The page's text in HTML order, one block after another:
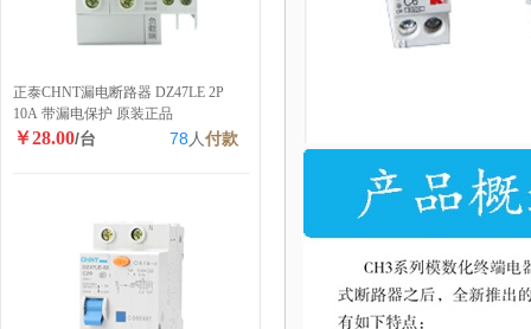
正泰CHNT漏电断路器 DZ47LE 2P
10A 带漏电保护 原装正品
￥28.00/台 78 人付款